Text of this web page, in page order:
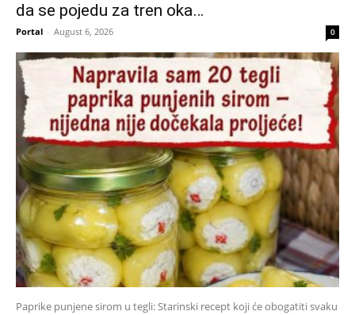
da se pojedu za tren oka…
Portal - August 6, 2026 0
Paprike punjene sirom u tegli: Starinski recept koji će obogatiti svaku